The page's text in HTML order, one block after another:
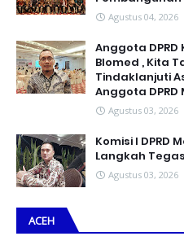
Agustus 04, 2026
Anggota
Blomed , Kita
Tindaklanjuti
Anggota DPRD
Agustus 03, 2026
Komisi I DPRD
Langkah
Agustus 03, 2026
ACEH